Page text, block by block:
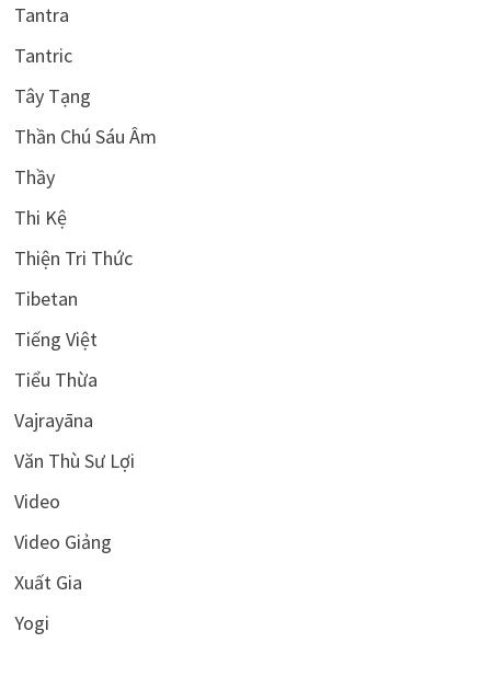
Tantra
Tantric
Tây Tạng
Thần Chú Sáu Âm
Thầy
Thi Kệ
Thiện Tri Thức
Tibetan
Tiếng Việt
Tiểu Thừa
Vajrayāna
Văn Thù Sư Lợi
Video
Video Giảng
Xuất Gia
Yogi